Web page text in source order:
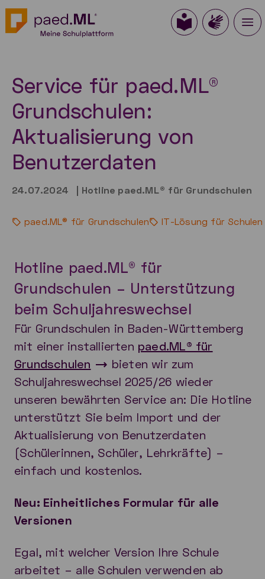
Service für paed.ML®
Grundschulen:
Aktualisierung von
Benutzerdaten
24.07.2024 | Hotline paed.ML® für Grundschulen
paed.ML® für Grundschulen IT-Lösung für Schulen
Hotline paed.ML® für
Grundschulen – Unterstützung
beim Schuljahreswechsel
Für Grundschulen in Baden-Württemberg
mit einer installierten paed.ML® für
Grundschulen
bieten wir zum
Schuljahreswechsel 2025/26 wieder
unseren bewährten Service an: Die Hotline
unterstützt Sie beim Import und der
Aktualisierung von Benutzerdaten
(Schülerinnen, Schüler, Lehrkräfte) –
einfach und kostenlos.
Neu: Einheitliches Formular für alle
Versionen
Egal, mit welcher Version Ihre Schule
arbeitet – alle Schulen verwenden ab